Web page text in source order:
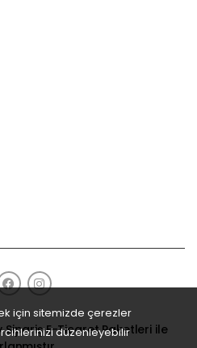
Sipariş E-Ticaret Paketleri ile
için sitemizde çerezler
düzenleyebilir